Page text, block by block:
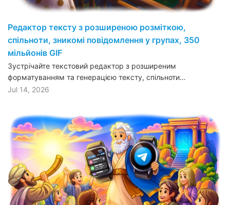
Редактор тексту з розширеною розміткою,
спільноти, зникомі повідомлення у групах, 350
мільйонів GIF
Зустрічайте текстовий редактор з розширеним
форматуванням та генерацією тексту, спільноти…
Jul 14, 2026